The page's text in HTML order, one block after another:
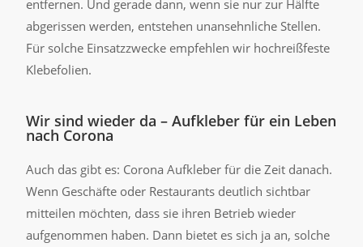
entfernen. Und gerade dann, wenn sie nur zur Hälfte
abgerissen werden, entstehen unansehnliche Stellen.
Für solche Einsatzzwecke empfehlen wir hochreißfeste
Klebefolien.
Wir sind wieder da – Aufkleber für ein Leben
nach Corona
Auch das gibt es: Corona Aufkleber für die Zeit danach.
Wenn Geschäfte oder Restaurants deutlich sichtbar
mitteilen möchten, dass sie ihren Betrieb wieder
aufgenommen haben. Dann bietet es sich ja an, solche